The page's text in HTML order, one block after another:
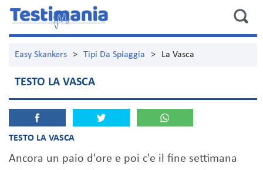
Easy Skankers > Tipi Da Spiaggia > La Vasca
TESTO LA VASCA
TESTO LA VASCA
Ancora un paio d'ore e poi c'e il fine settimana